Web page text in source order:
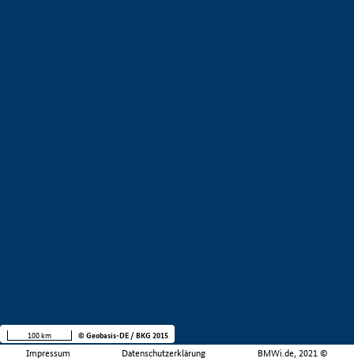
Impressum Datenschutzerklärung BMWi.de, 2021 ©
100 km © Geobasis-DE / BKG 2015